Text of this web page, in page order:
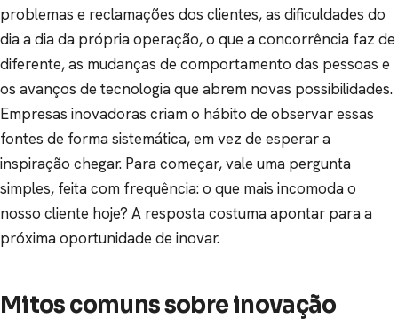
problemas e reclamações dos clientes, as dificuldades do
dia a dia da própria operação, o que a concorrência faz de
diferente, as mudanças de comportamento das pessoas e
os avanços de tecnologia que abrem novas possibilidades.
Empresas inovadoras criam o hábito de observar essas
fontes de forma sistemática, em vez de esperar a
inspiração chegar. Para começar, vale uma pergunta
simples, feita com frequência: o que mais incomoda o
nosso cliente hoje? A resposta costuma apontar para a
próxima oportunidade de inovar.
Mitos comuns sobre inovação